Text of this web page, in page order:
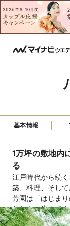
基本情報
1万坪の敷地内
る
江戸時代から続
築、料理、そし
芳園は「はじま
とともに歩んで